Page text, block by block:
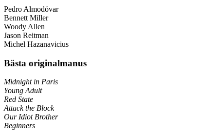
Pedro Almodóvar
Bennett Miller
Woody Allen
Jason Reitman
Michel Hazanavicius
Bästa originalmanus
Midnight in Paris
Young Adult
Red State
Attack the Block
Our Idiot Brother
Beginners